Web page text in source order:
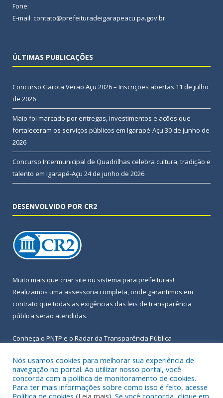
Fone:
E-mail: contato@prefeituradeigarapeacu.pa.gov.br
ÚLTIMAS PUBLICAÇÕES
Concurso Garota Verão Açu 2026 – Inscrições abertas 11 de julho
de 2026
Maio foi marcado por entregas, investimentos e ações que
fortaleceram os serviços públicos em Igarapé-Açu 30 de junho de
2026
Concurso Intermunicipal de Quadrilhas celebra cultura, tradição e
talento em Igarapé-Açu 24 de junho de 2026
DESENVOLVIDO POR CR2
Muito mais que criar site ou sistema para prefeituras!
Realizamos uma assessoria completa, onde garantimos em
contrato que todas as exigências das leis de transparência
pública serão atendidas.
Conheça o PNTP e o Radar da Transparência Pública
Todos os direitos reservados a Prefeitura Municipal de Igarapé-
Nós usamos cookies para melhorar sua experiência de
navegação no portal. Ao utilizar nosso portal, você
concorda com a política de monitoramento de cookies.
Para ter mais informações sobre como isso é feito, acesse
Política de cookies (Leia mais). Se você concorda, clique em